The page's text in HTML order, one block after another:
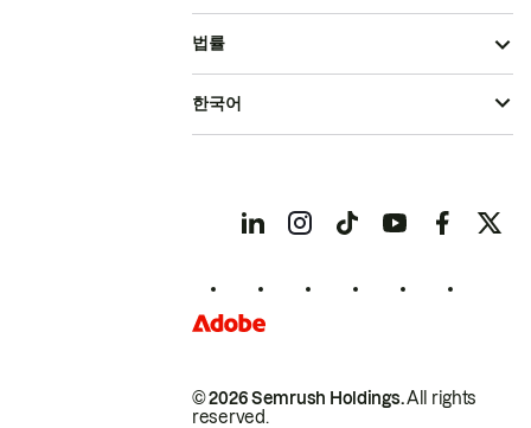
© 2026 Semrush Holdings.All rights
reserved.
법률
한국어